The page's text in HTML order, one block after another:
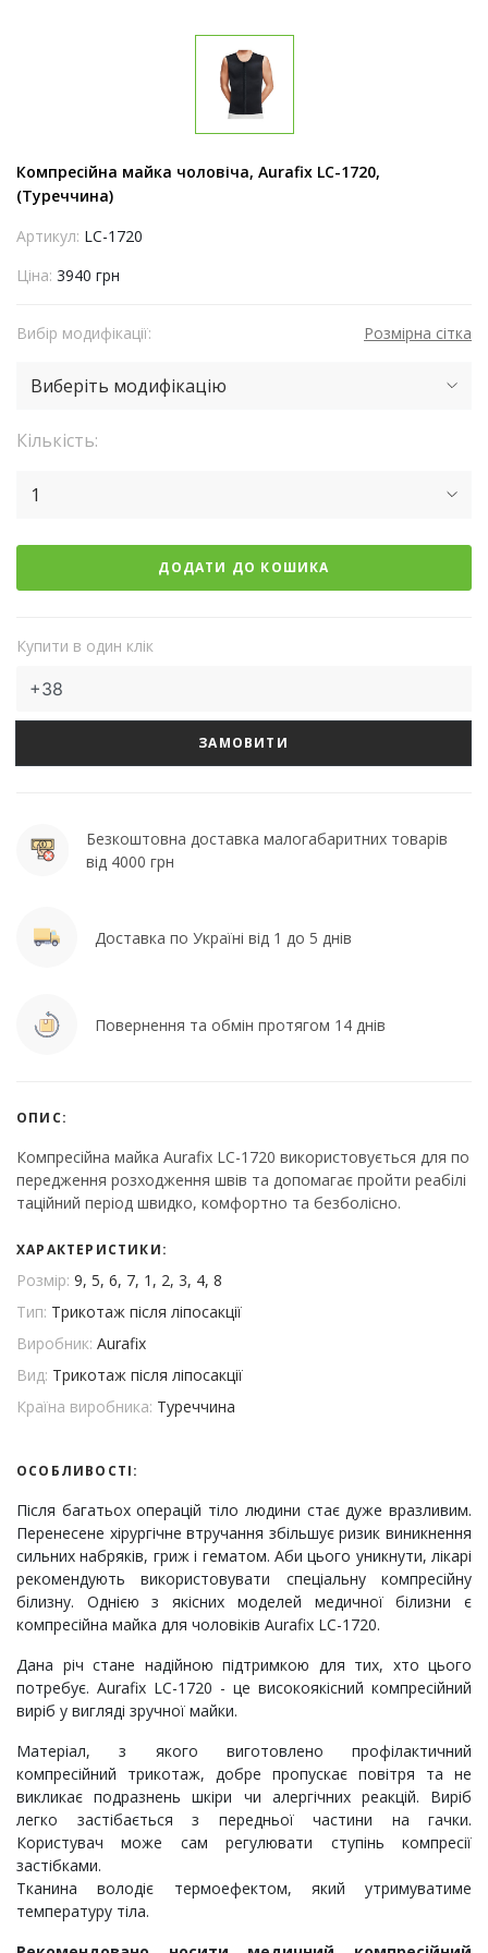
Компресійна майка чоловіча, Aurafix LC-1720,
(Туреччина)
Артикул: LC-1720
Ціна: 3940 грн
Вибір модифікації: Розмірна сітка
Виберіть модифікацію
Кількість:
1
ДОДАТИ ДО КОШИКА
Купити в один клік
ЗАМОВИТИ
Безкоштовна доставка малогабаритних товарів
від 4000 грн
Доставка по Україні від 1 до 5 днів
Повернення та обмін протягом 14 днів
ОПИС:
Компресійна майка Aurafix LC-1720 використовується для по
передження розходження швів та допомагає пройти реабілі
таційний період швидко, комфортно та безболісно.
ХАРАКТЕРИСТИКИ:
Розмір: 9, 5, 6, 7, 1, 2, 3, 4, 8
Тип: Трикотаж після ліпосакції
Виробник: Aurafix
Вид: Трикотаж після ліпосакції
Країна виробника: Туреччина
ОСОБЛИВОСТІ:
Після багатьох операцій тіло людини стає дуже вразливим.
Перенесене хірургічне втручання збільшує ризик виникнення
сильних набряків, гриж і гематом. Аби цього уникнути, лікарі
рекомендують використовувати спеціальну компресійну
білизну. Однією з якісних моделей медичної білизни є
компресійна майка для чоловіків Aurafix LC-1720.
Дана річ стане надійною підтримкою для тих, хто цього
потребує. Aurafix LC-1720 - це високоякісний компресійний
виріб у вигляді зручної майки.
Матеріал, з якого виготовлено профілактичний
компресійний трикотаж, добре пропускає повітря та не
викликає подразнень шкіри чи алергічних реакцій. Виріб
легко застібається з передньої частини на гачки.
Користувач може сам регулювати ступінь компресії
застібками.
Тканина володіє термоефектом, який утримуватиме
температуру тіла.